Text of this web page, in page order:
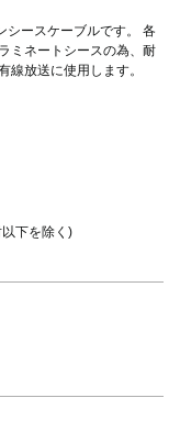
シースケーブルです。 各
ミネートシースの為、耐
線放送に使用します。
下を除く)